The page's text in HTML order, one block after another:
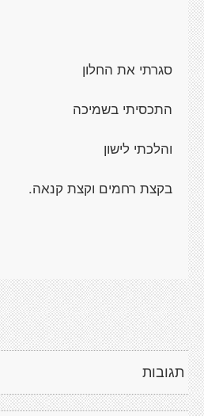
סגרתי את החלון
התכסיתי בשמיכה
והלכתי לישון
בקצת רחמים וקצת קנאה.
תגובות